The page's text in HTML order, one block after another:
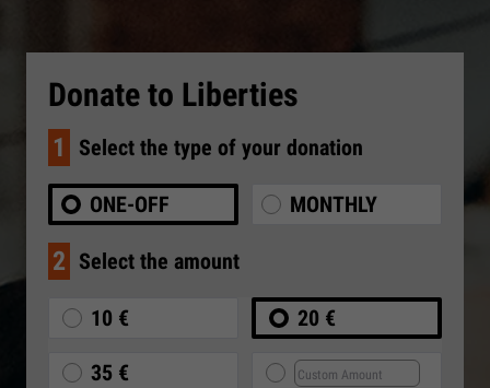
Donate to Liberties
1 Select the type of your donation
ONE-OFF MONTHLY
2 Select the amount
10 € 20 €
35 €